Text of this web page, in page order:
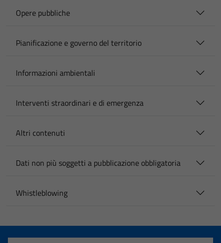
Opere pubbliche
Pianificazione e governo del territorio
Informazioni ambientali
Interventi straordinari e di emergenza
Altri contenuti
Dati non più soggetti a pubblicazione obbligatoria
Whistleblowing